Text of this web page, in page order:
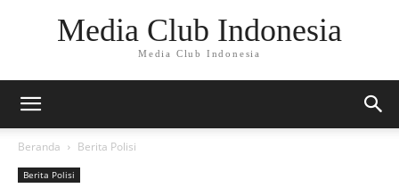
Media Club Indonesia
Media Club Indonesia
Beranda Berita Polisi
Berita Polisi